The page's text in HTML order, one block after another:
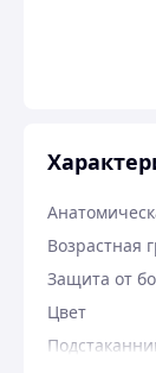
Возрастная
Защита от
Цвет